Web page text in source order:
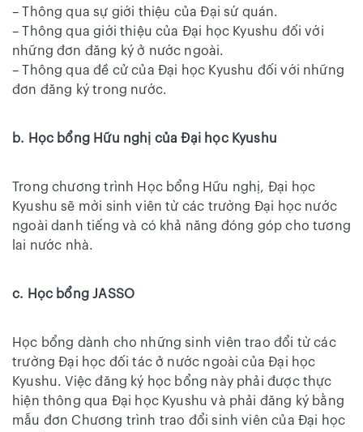
– Thông qua sự giới thiệu của Đại sứ quán.
– Thông qua giới thiệu của Đại học Kyushu đối với
những đơn đăng ký ở nước ngoài.
– Thông qua đề cử của Đại học Kyushu đối với những
đơn đăng ký trong nước.
b. Học bổng Hữu nghị của Đại học Kyushu
Trong chương trình Học bổng Hữu nghị, Đại học
Kyushu sẽ mời sinh viên từ các trường Đại học nước
ngoài danh tiếng và có khả năng đóng góp cho tương
lai nước nhà.
c. Học bổng JASSO
Học bổng dành cho những sinh viên trao đổi từ các
trường Đại học đối tác ở nước ngoài của Đại học
Kyushu. Việc đăng ký học bổng này phải được thực
hiện thông qua Đại học Kyushu và phải đăng ký bằng
mẫu đơn Chương trình trao đổi sinh viên của Đại học